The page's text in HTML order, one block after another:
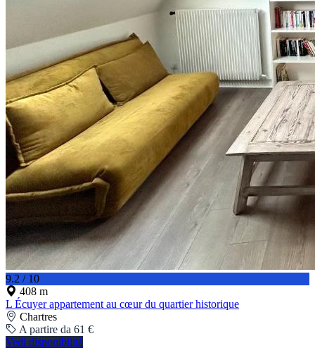
9.2 / 10
408 m
L Écuyer appartement au cœur du quartier historique
Chartres
A partire da 61 €
Vedi disponibilità